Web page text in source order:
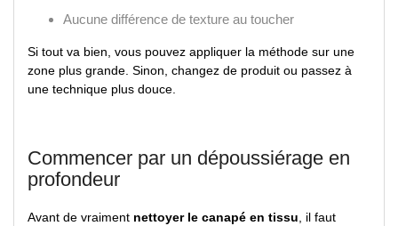
Aucune différence de texture au toucher
Si tout va bien, vous pouvez appliquer la méthode sur une
zone plus grande. Sinon, changez de produit ou passez à
une technique plus douce.
Commencer par un dépoussiérage en
profondeur
Avant de vraiment nettoyer le canapé en tissu , il faut